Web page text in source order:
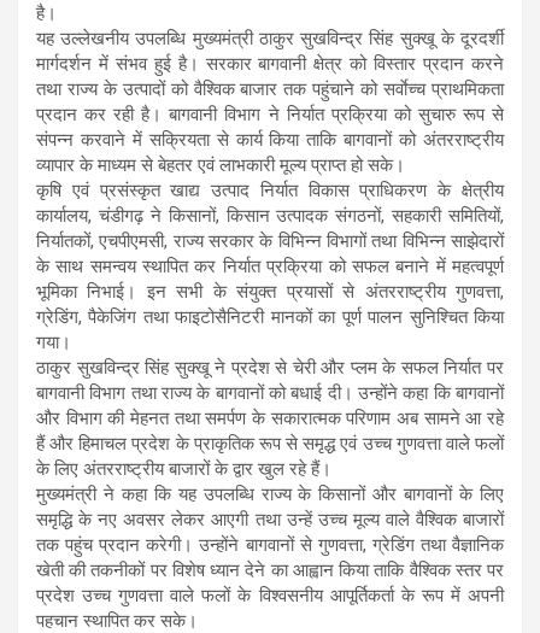
है।
यह उल्लेखनीय उपलब्धि मुख्यमंत्री ठाकुर सुखविन्द्र सिंह सुक्खू के दूरदर्शी
मार्गदर्शन में संभव हुई है। सरकार बागवानी क्षेत्र को विस्तार प्रदान करने
तथा राज्य के उत्पादों को वैश्विक बाजार तक पहुंचाने को सर्वाेच्च प्राथमिकता
प्रदान कर रही है। बागवानी विभाग ने निर्यात प्रक्रिया को सुचारु रूप से
संपन्न करवाने में सक्रियता से कार्य किया ताकि बागवानों को अंतरराष्ट्रीय
व्यापार के माध्यम से बेहतर एवं लाभकारी मूल्य प्राप्त हो सके।
कृषि एवं प्रसंस्कृत खाद्य उत्पाद निर्यात विकास प्राधिकरण के क्षेत्रीय
कार्यालय, चंडीगढ़ ने किसानों, किसान उत्पादक संगठनों, सहकारी समितियों,
निर्यातकों, एचपीएमसी, राज्य सरकार के विभिन्न विभागों तथा विभिन्न साझेदारों
के साथ समन्वय स्थापित कर निर्यात प्रक्रिया को सफल बनाने में महत्वपूर्ण
भूमिका निभाई। इन सभी के संयुक्त प्रयासों से अंतरराष्ट्रीय गुणवत्ता,
ग्रेडिंग, पैकेजिंग तथा फाइटोसैनिटरी मानकों का पूर्ण पालन सुनिश्चित किया
गया।
ठाकुर सुखविन्द्र सिंह सुक्खू ने प्रदेश से चेरी और प्लम के सफल निर्यात पर
बागवानी विभाग तथा राज्य के बागवानों को बधाई दी। उन्होंने कहा कि बागवानों
और विभाग की मेहनत तथा समर्पण के सकारात्मक परिणाम अब सामने आ रहे
हैं और हिमाचल प्रदेश के प्राकृतिक रूप से समृद्ध एवं उच्च गुणवत्ता वाले फलों
के लिए अंतरराष्ट्रीय बाजारों के द्वार खुल रहे हैं।
मुख्यमंत्री ने कहा कि यह उपलब्धि राज्य के किसानों और बागवानों के लिए
समृद्धि के नए अवसर लेकर आएगी तथा उन्हें उच्च मूल्य वाले वैश्विक बाजारों
तक पहुंच प्रदान करेगी। उन्होंने बागवानों से गुणवत्ता, ग्रेडिंग तथा वैज्ञानिक
खेती की तकनीकों पर विशेष ध्यान देने का आह्वान किया ताकि वैश्विक स्तर पर
प्रदेश उच्च गुणवत्ता वाले फलों के विश्वसनीय आपूर्तिकर्ता के रूप में अपनी
पहचान स्थापित कर सके।